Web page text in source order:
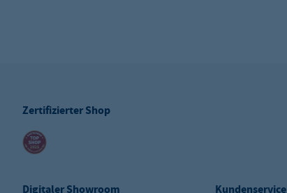
Zertifizierter Shop
Digitaler Showroom Kundenservice